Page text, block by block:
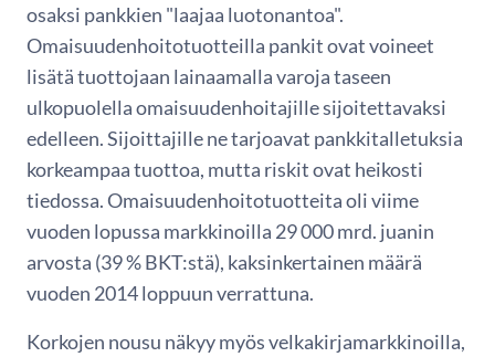
osaksi pankkien "laajaa luotonantoa".
Omaisuudenhoitotuotteilla pankit ovat voineet
lisätä tuottojaan lainaamalla varoja taseen
ulkopuolella omaisuudenhoitajille sijoitettavaksi
edelleen. Sijoittajille ne tarjoavat pankkitalletuksia
korkeampaa tuottoa, mutta riskit ovat heikosti
tiedossa. Omaisuudenhoitotuotteita oli viime
vuoden lopussa markkinoilla 29 000 mrd. juanin
arvosta (39 % BKT:stä), kaksinkertainen määrä
vuoden 2014 loppuun verrattuna.
Korkojen nousu näkyy myös velkakirjamarkkinoilla,